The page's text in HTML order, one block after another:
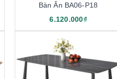
Bàn Ăn BA06-P18
6.120.000₫